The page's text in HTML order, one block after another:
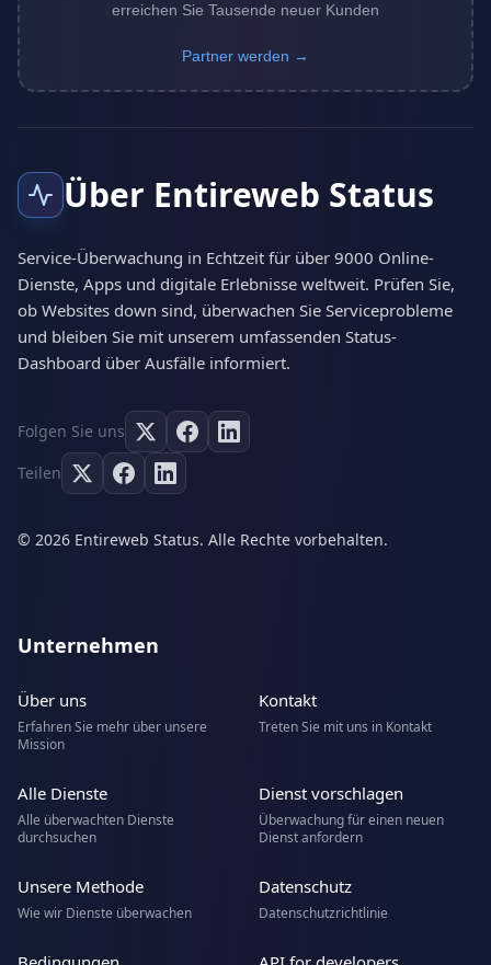
erreichen Sie Tausende neuer Kunden
Partner werden →
Über Entireweb Status
Service-Überwachung in Echtzeit für über 9000 Online-
Dienste, Apps und digitale Erlebnisse weltweit. Prüfen Sie,
ob Websites down sind, überwachen Sie Serviceprobleme
und bleiben Sie mit unserem umfassenden Status-
Dashboard über Ausfälle informiert.
Folgen Sie uns
Teilen
© 2026 Entireweb Status. Alle Rechte vorbehalten.
Unternehmen
Über uns
Erfahren Sie mehr über unsere
Mission
Kontakt
Treten Sie mit uns in Kontakt
Alle Dienste
Alle überwachten Dienste
durchsuchen
Dienst vorschlagen
Überwachung für einen neuen
Dienst anfordern
Unsere Methode
Wie wir Dienste überwachen
Datenschutz
Datenschutzrichtlinie